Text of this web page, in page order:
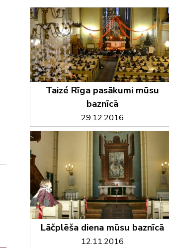
Taizé Rīga pasākumi mūsu
baznīcā
29.12.2016
Lāčplēša diena mūsu baznīcā
12.11.2016